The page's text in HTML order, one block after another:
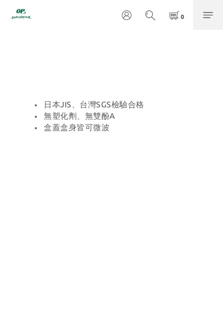
日本JIS、台灣SGS檢驗合格
無塑化劑、無雙酚A
盒蓋盒身皆可微波